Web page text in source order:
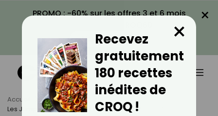
PROMO : -60% sur les offres 3 et 6 mois
VOIR LA PROMO
×
Accueil Actus
Sport
Les Jumping Jack Sont-Ils Efficaces Pour Maigrir ?
Recevez
gratuitement
180 recettes
inédites de
CROQ !
×